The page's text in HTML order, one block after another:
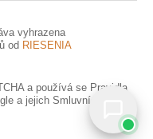
vyhrazena
od RIESENIA
a používá se Pravidla
a jejich Smluvní